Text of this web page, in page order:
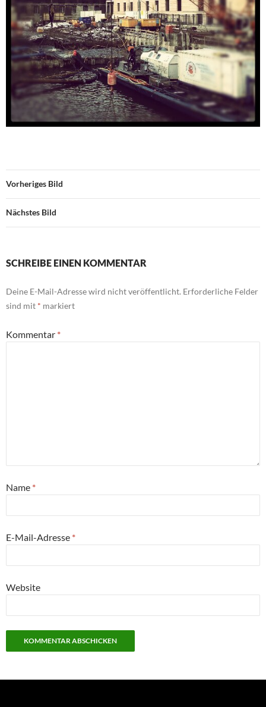
Vorheriges Bild
Nächstes Bild
SCHREIBE EINEN KOMMENTAR
Deine E-Mail-Adresse wird nicht veröffentlicht. Erforderliche Felder
sind mit * markiert
Kommentar *
Name *
E-Mail-Adresse *
Website